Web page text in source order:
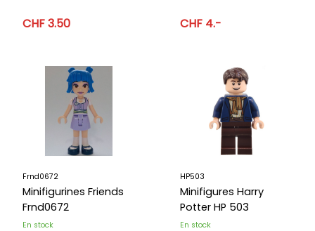
CHF 3.50 CHF 4.-
Frnd0672
Minifigurines Friends
Frnd0672
En stock
HP503
Minifigures Harry
Potter HP 503
En stock